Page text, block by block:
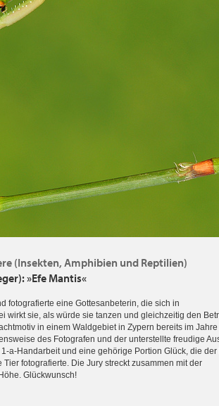
(Insekten, Amphibien und Reptilien)
»Efe Mantis«
fotografierte eine Gottesanbeterin, die sich in
wirkt sie, als würde sie tanzen und gleichzeitig den
in einem Waldgebiet in Zypern bereits im
des Fotografen und der unterstellte freudige
a-Handarbeit und eine gehörige Portion Glück, die der
fotografierte. Die Jury streckt zusammen mit der
Glückwunsch!